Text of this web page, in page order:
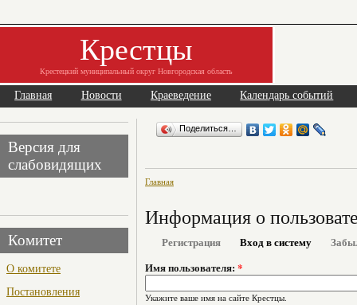
Крестцы
Крестецкий муниципальный округ Новгородская область
Главная Новости Краеведение Календарь событий
Версия для
слабовидящих
Комитет
О комитете
Постановления
Поделиться…
Главная
Информация о
Регистрация Вход в систему
Имя пользователя: *
Укажите ваше имя на сайте Крестцы.